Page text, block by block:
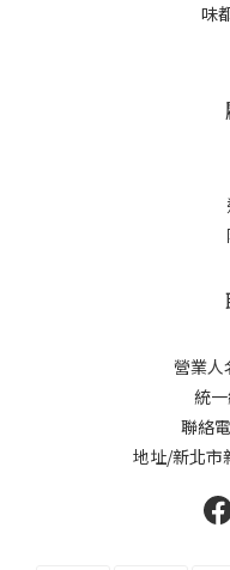
味
營業人
統
聯絡
地址/新北市